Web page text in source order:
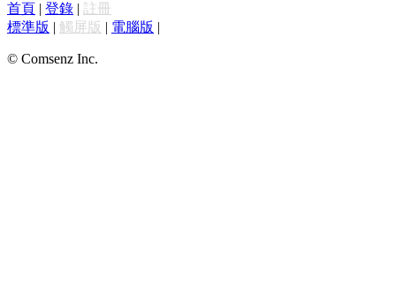
首頁 | 登錄 | 註冊
標準版 | 觸屏版 | 電腦版 |
© Comsenz Inc.